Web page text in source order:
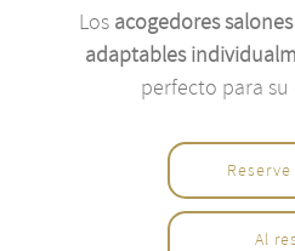
Los acogedores salones
adaptables
perfecto para
Al